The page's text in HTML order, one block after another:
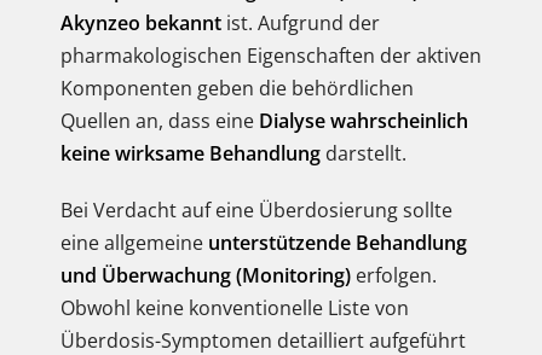
Akynzeo bekannt ist. Aufgrund der
pharmakologischen Eigenschaften der aktiven
Komponenten geben die behördlichen
Quellen an, dass eine Dialyse wahrscheinlich
keine wirksame Behandlung darstellt.
Bei Verdacht auf eine Überdosierung sollte
eine allgemeine unterstützende Behandlung
und Überwachung (Monitoring) erfolgen.
Obwohl keine konventionelle Liste von
Überdosis-Symptomen detailliert aufgeführt